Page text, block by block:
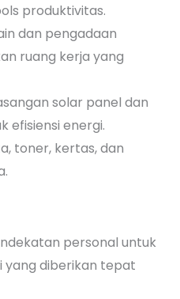
produktivitas.
dan pengadaan
ruang kerja yang
solar panel dan
efisiensi energi.
toner, kertas, dan
personal untuk
yang diberikan tepat